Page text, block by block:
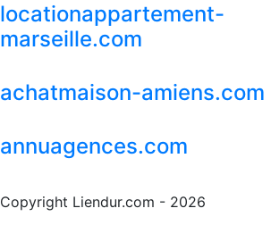
locationappartement-
marseille.com
achatmaison-amiens.com
annuagences.com
Copyright Liendur.com - 2026